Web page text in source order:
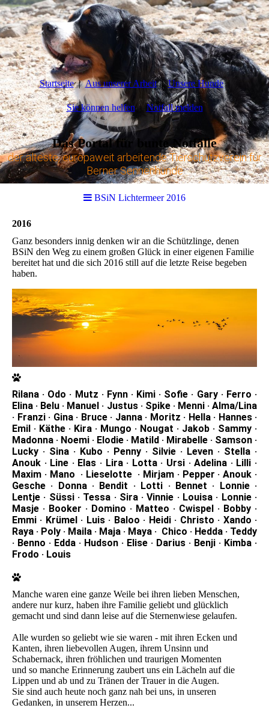
Startseite Aus unserer Arbeit Unsere Hunde
Sie können helfen Notfall melden
Das Portal für bunte Notfälle
der älteste, europaweit arbeitende Tierschutzverein für
Berner Sennenhunde
BSiN Lichtermeer 2016
2016
Ganz besonders innig denken wir an die Schützlinge, denen
BSiN den Weg zu einem großen Glück in einer eigenen Familie
bereitet hat und die sich 2016 still auf die letzte Reise begeben
haben.
Rilana · Odo · Mutz · Fynn · Kimi · Sofie · Gary · Ferro ·
Elina · Belu · Manuel · Justus · Spike · Menni · Alma/Lina
· Franzi · Gina · Bruce · Janna · Moritz · Hella · Hannes ·
Emil · Käthe · Kira · Mungo · Nougat · Jakob · Sammy ·
Madonna · Noemi · Elodie · Matild · Mirabelle · Samson ·
Lucky · Sina · Kubo · Penny · Silvie · Leven · Stella ·
Anouk · Line · Elas · Lira · Lotta · Ursi · Adelina · Lilli ·
Maxim · Mano · Lieselotte · Mirjam · Pepper · Anouk ·
Gesche · Donna · Bendit · Lotti · Bennet · Lonnie ·
Lentje · Süssi · Tessa · Sira · Vinnie · Louisa · Lonnie ·
Masje · Booker · Domino · Matteo · Cwispel · Bobby ·
Emmi · Krümel · Luis · Baloo · Heidi · Christo · Xando ·
Raya · Poly · Maila · Maja · Maya · Chico · Hedda · Teddy
· Benno · Edda · Hudson · Elise · Darius · Benji · Kimba ·
Frodo · Louis
Manche waren eine ganze Weile bei ihren lieben Menschen,
andere nur kurz, haben ihre Familie geliebt und glücklich
gemacht und sind dann leise auf die Sternenwiese gelaufen.
Alle wurden so geliebt wie sie waren - mit ihren Ecken und
Kanten, ihren liebevollen Augen, ihrem Unsinn und
Schabernack, ihren fröhlichen und traurigen Momenten
und so manche Erinnerung zaubert uns ein Lächeln auf die
Lippen und ab und zu Tränen der Trauer in die Augen.
Sie sind auch heute noch ganz nah bei uns, in unseren
Gedanken, in unserem Herzen...